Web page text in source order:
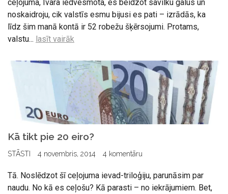
ceļojuma, Ivara iedvesmota, es beidzot savilku galus un
noskaidroju, cik valstīs esmu bijusi es pati – izrādās, ka
līdz šim manā kontā ir 52 robežu šķērsojumi. Protams,
valstu... lasīt vairāk
Kā tikt pie 20 eiro?
STĀSTI 4 novembris, 2014 4 komentāru
Tā. Noslēdzot šī ceļojuma ievad-triloģiju, parunāsim par
naudu. No kā es ceļošu? Kā parasti – no iekrājumiem. Bet,